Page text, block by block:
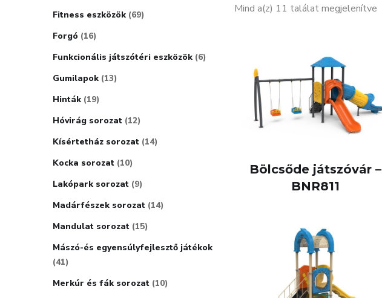
Mind a(z) 11 találat megjelenítve
Bölcsőde játszóvár –
BNR811
Fitness eszközök 69
Forgó 16
Funkcionális játszótéri eszközök 6
Gumilapok 13
Hinták 19
Hóvirág sorozat 12
Kísértetház sorozat 14
Kocka sorozat 10
Lakópark sorozat 9
Madárfészek sorozat 14
Mandulat sorozat 15
Mászó-és egyensúlyfejlesztő játékok
41
Merkúr és fák sorozat 10